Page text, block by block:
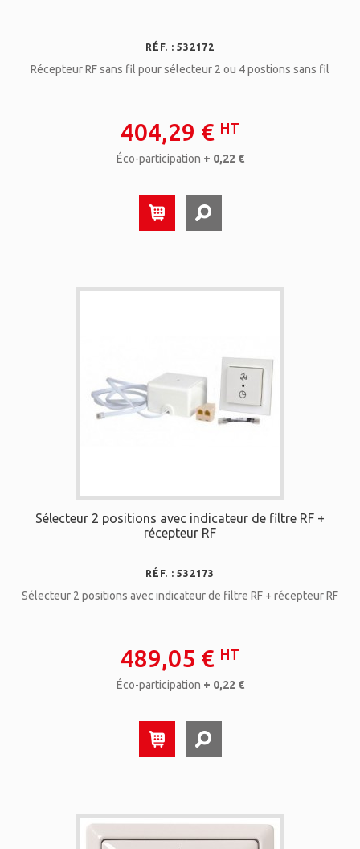
RÉF. : 532172
Récepteur RF sans fil pour sélecteur 2 ou 4 postions sans fil
404,29 € HT
Éco-participation + 0,22 €
Sélecteur 2 positions avec indicateur de filtre RF +
récepteur RF
RÉF. : 532173
Sélecteur 2 positions avec indicateur de filtre RF + récepteur RF
489,05 € HT
Éco-participation + 0,22 €